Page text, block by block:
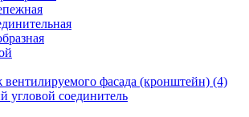
фасада (кронштейн) (4)
угловой соединитель